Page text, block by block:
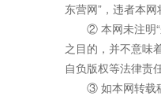
东营网”，违者本网
② 本网未注明
之目的，并不意味
自负版权等法律责
③ 如本网转载